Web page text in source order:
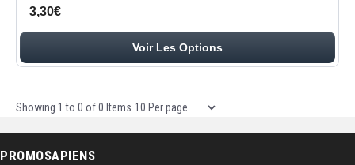
3,30€
Voir Les Options
Showing 1 to 0 of0 Items Items per page
PROMOSAPIENS